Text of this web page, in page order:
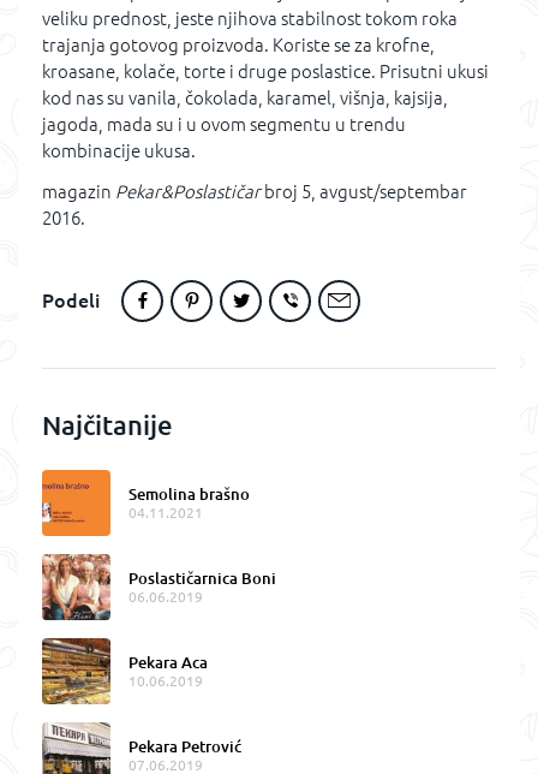
veliku prednost, jeste njihova stabilnost tokom roka
trajanja gotovog proizvoda. Koriste se za krofne,
kroasane, kolače, torte i druge poslastice. Prisutni ukusi
kod nas su vanila, čokolada, karamel, višnja, kajsija,
jagoda, mada su i u ovom segmentu u trendu
kombinacije ukusa.
magazin Pekar&Poslastičarbroj 5, avgust/septembar
2016.
Podeli
Najčitanije
Semolina brašno
04.11.2021
Poslastičarnica Boni
06.06.2019
Pekara Aca
10.06.2019
Pekara Petrović
07.06.2019